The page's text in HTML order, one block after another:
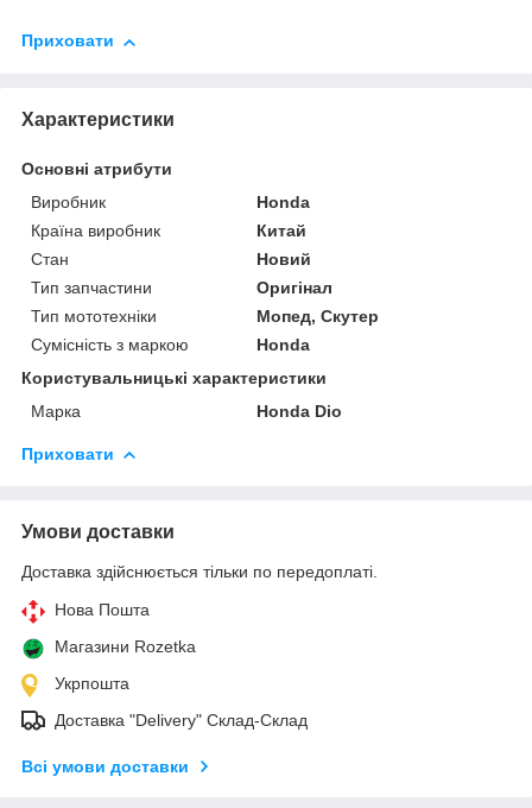
Приховати
Характеристики
Основні атрибути
Виробник
Honda
Країна виробник
Китай
Стан
Новий
Тип запчастини
Оригінал
Тип мототехніки
Мопед, Скутер
Сумісність з маркою
Honda
Користувальницькі характеристики
Марка
Honda Dio
Приховати
Умови доставки
Доставка здійснюється тільки по передоплаті.
Нова Пошта
Магазини Rozetka
Укрпошта
Доставка "Delivery" Склад-Склад
Всі умови доставки